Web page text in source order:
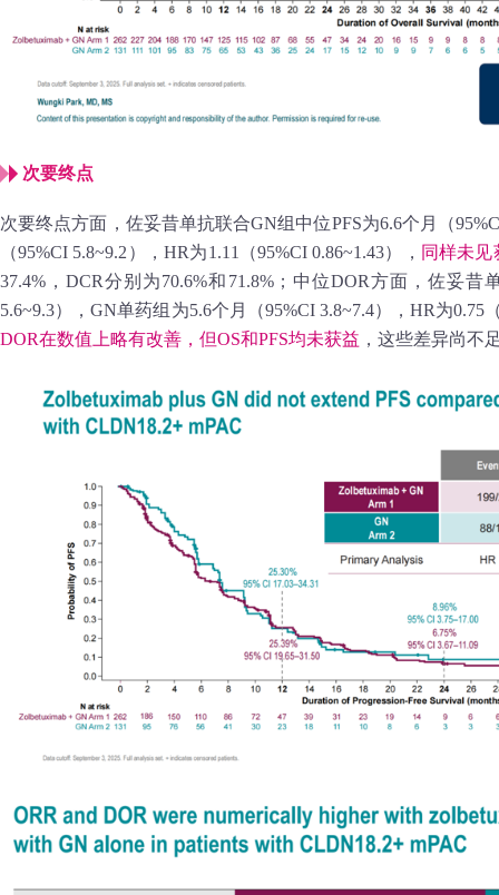
次要终点
次要终点方面，佐妥昔单抗联合GN组中位PFS为6.6个月（
（95%CI 5.8~9.2），HR为1.11（95%CI 0.86~1.43）， 同样未见
37.4%，DCR分别为70.6%和71.8%；中位DOR方面，佐妥昔
5.6~9.3），GN单药组为5.6个月（95%CI 3.8~7.4），HR为0.75
DOR在数值上略有改善，但OS和PFS均未获益 ，这些差异尚不